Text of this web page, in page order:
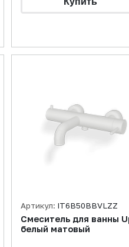
Артикул: IT6B50BBVLZZ
Смеситель для ванны
белый матовый